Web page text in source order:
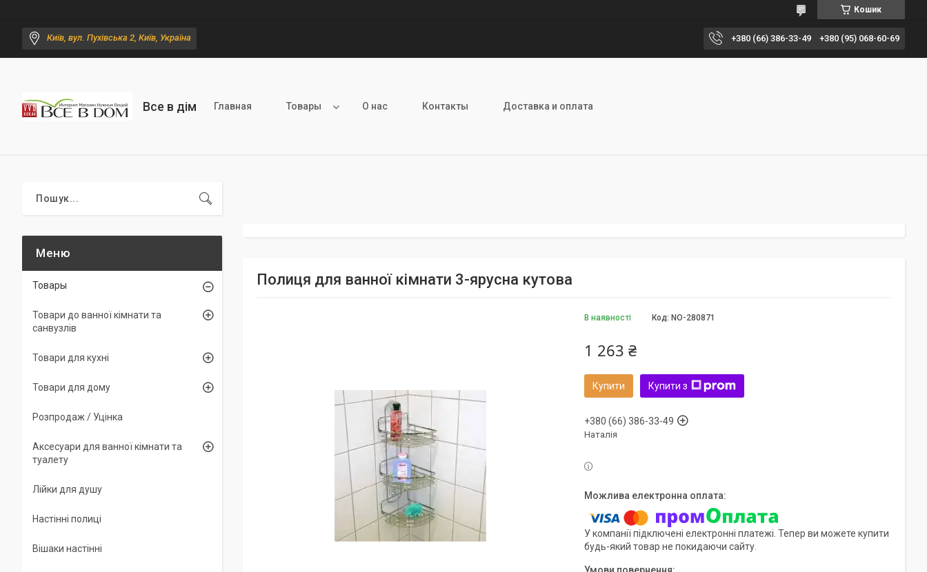
Кошик
Київ, вул. Пухівська 2, Київ, Україна +380 (66) 386-33-49 +380 (95) 068-60-69
Все в дім Главная Товары О нас Контакты Доставка и оплата
Полиця для ванної кімнати 3-ярусна кутова
В наявності Код: NO-280871
1 263 ₴
Купити Купити з
+380 (66) 386-33-49
Наталія
У компанії підключені електронні платежі. Тепер ви можете купити
будь-який товар не покидаючи сайту.
Товары
Товари до ванної кімнати та
санвузлів
Товари для кухні
Товари для дому
Розпродаж / Уцінка
Аксесуари для ванної кімнати та
туалету
Лійки для душу
Настінні полиці
Вішаки настінні